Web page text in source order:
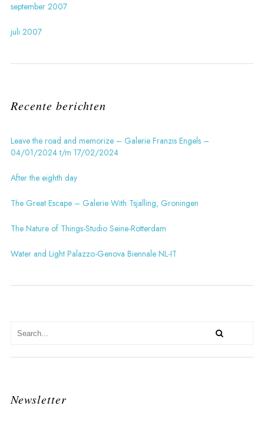
september 2007
juli 2007
Recente berichten
Leave the road and memorize – Galerie Franzis Engels –
04/01/2024 t/m 17/02/2024
After the eighth day
The Great Escape – Galerie With Tsjalling, Groningen
The Nature of Things-Studio Seine-Rotterdam
Water and Light Palazzo-Genova Biennale NL-IT
Newsletter